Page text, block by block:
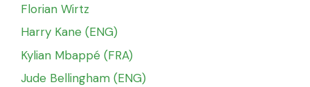
Florian Wirtz
Harry Kane (ENG)
Kylian Mbappé (FRA)
Jude Bellingham (ENG)